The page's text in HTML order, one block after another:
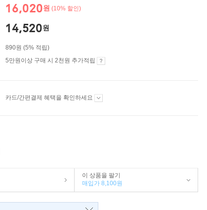
16,020원 (10% 할인)
14,520원
890원 (5% 적립)
5만원이상 구매 시 2천원 추가적립
카드/간편결제 혜택을 확인하세요
이 상품을 팔기
매입가 8,100원